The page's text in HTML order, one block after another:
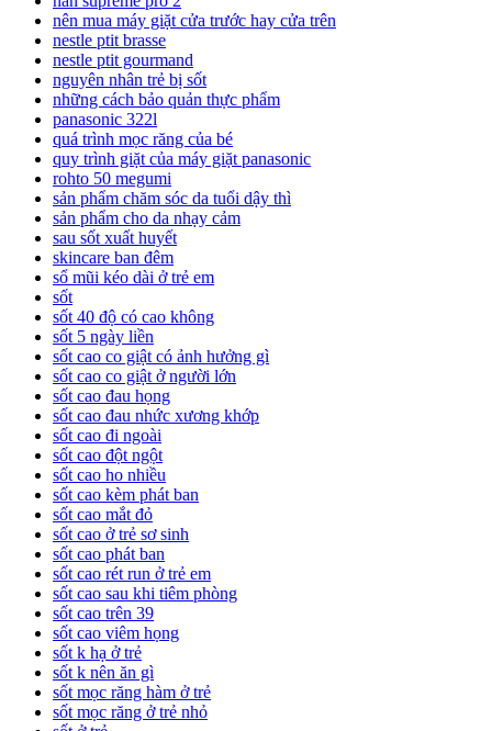
nên mua máy giặt cửa trước hay cửa trên
nestle ptit brasse
nestle ptit gourmand
nguyên nhân trẻ bị sốt
những cách bảo quản thực phẩm
panasonic 322l
quá trình mọc răng của bé
quy trình giặt của máy giặt panasonic
rohto 50 megumi
sản phẩm chăm sóc da tuổi dậy thì
sản phẩm cho da nhạy cảm
sau sốt xuất huyết
skincare ban đêm
sổ mũi kéo dài ở trẻ em
sốt
sốt 40 độ có cao không
sốt 5 ngày liền
sốt cao co giật có ảnh hưởng gì
sốt cao co giật ở người lớn
sốt cao đau họng
sốt cao đau nhức xương khớp
sốt cao đi ngoài
sốt cao đột ngột
sốt cao ho nhiều
sốt cao kèm phát ban
sốt cao mắt đỏ
sốt cao ở trẻ sơ sinh
sốt cao phát ban
sốt cao rét run ở trẻ em
sốt cao sau khi tiêm phòng
sốt cao trên 39
sốt cao viêm họng
sốt k hạ ở trẻ
sốt k nên ăn gì
sốt mọc răng hàm ở trẻ
sốt mọc răng ở trẻ nhỏ